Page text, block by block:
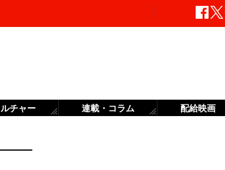
チャー 連載・コラム 配給映画